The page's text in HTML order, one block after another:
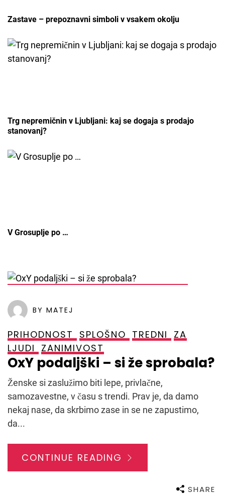
Zastave – prepoznavni simboli v vsakem okolju
Trg nepremičnin v Ljubljani: kaj se dogaja s prodajo
stanovanj?
V Grosuplje po …
BY MATEJ
PRIHODNOST SPLOŠNO TREDNI
ZA
LJUDI
ZANIMIVOST
OxY podaljški – si že sprobala?
Ženske si zaslužimo biti lepe, privlačne,
samozavestne, v času s trendi. Prav je, da damo
nekaj nase, da skrbimo zase in se ne zapustimo,
da...
CONTINUE READING
SHARE